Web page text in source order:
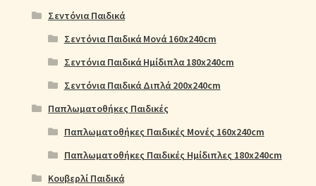
Σεντόνια Παιδικά
Σεντόνια Παιδικά Μονά 160x240cm
Σεντόνια Παιδικά Ημίδιπλα 180x240cm
Σεντόνια Παιδικά Διπλά 200x240cm
Παπλωματοθήκες Παιδικές
Παπλωματοθήκες Παιδικές Μονές 160x240cm
Παπλωματοθήκες Παιδικές Ημίδιπλες 180x240cm
Κουβερλί Παιδικά